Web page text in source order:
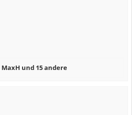
MaxH und 15 andere